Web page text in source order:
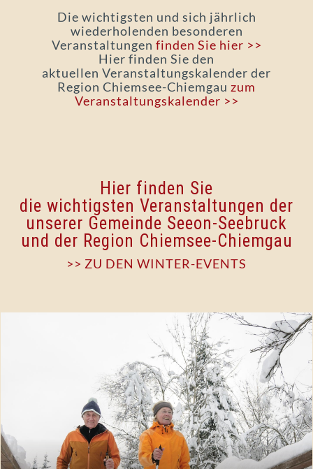
Die wichtigsten und sich jährlich
wiederholenden besonderen
Veranstaltungen finden Sie hier >>
Hier finden Sie den
aktuellen Veranstaltungskalender der
Region Chiemsee-Chiemgau zum
Veranstaltungskalender >>
Hier finden Sie
die wichtigsten Veranstaltungen der
unserer Gemeinde Seeon-Seebruck
und der Region Chiemsee-Chiemgau
>> ZU DEN WINTER-EVENTS